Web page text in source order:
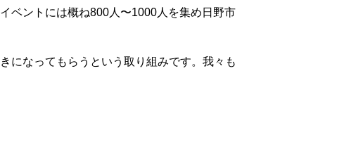
ベントには概ね800人〜1000人を集め日野市
になってもらうという取り組みです。我々も